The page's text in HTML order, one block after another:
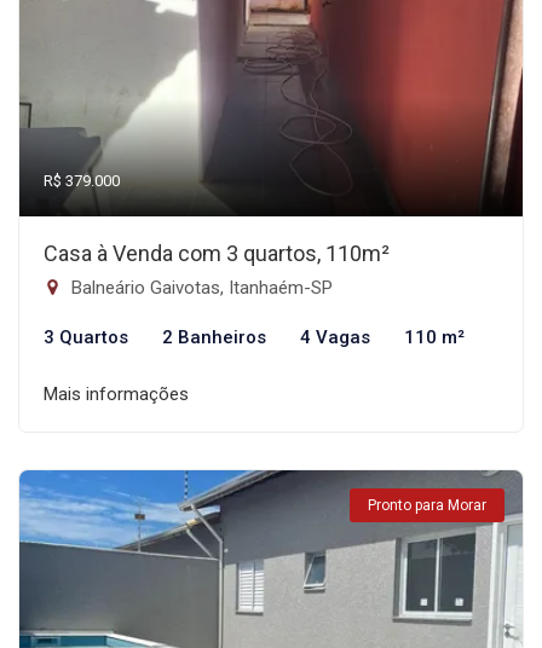
R$ 379.000
Casa à Venda com 3 quartos, 110m²
Balneário Gaivotas, Itanhaém-SP
3 Quartos 2 Banheiros 4 Vagas 110 m²
Mais informações
Pronto para Morar